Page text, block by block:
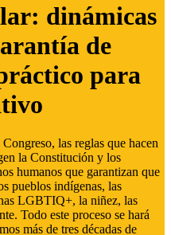
dinámicas
de
para
las reglas que hacen
la Constitución y los
humanos que garantizan que
pueblos indígenas, las
LGBTIQ+, la niñez, las
Todo este proceso se hará
más de tres décadas de